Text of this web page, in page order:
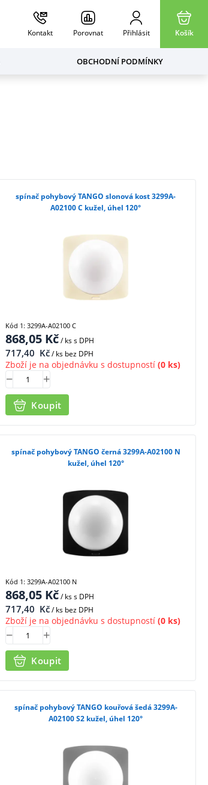
Kontakt Porovnat Přihlásit Košík
OBCHODNÍ PODMÍNKY
spínač pohybový TANGO slonová kost 3299A-
A02100 C kužel, úhel 120°
868,05 Kč/ kss DPH
717,40 Kč/ ks bez DPH
Zboží je na objednávku s dostupností (0 ks)
Koupit
Kód 1: 3299A-A02100 C
spínač pohybový TANGO černá 3299A-A02100 N
kužel, úhel 120°
868,05 Kč/ kss DPH
717,40 Kč/ ks bez DPH
Zboží je na objednávku s dostupností (0 ks)
Koupit
Kód 1: 3299A-A02100 N
spínač pohybový TANGO kouřová šedá 3299A-
A02100 S2 kužel, úhel 120°